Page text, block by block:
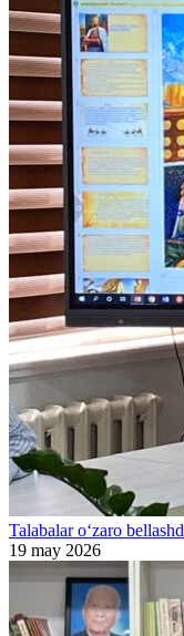
Talabalar o‘zaro
19 may 2026